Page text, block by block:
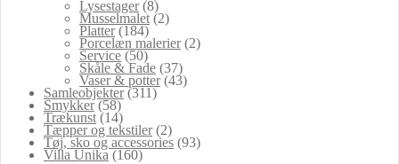
Lysestager (8)
Musselmalet (2)
Platter (184)
Porcelæn malerier (2)
Service (50)
Skåle & Fade (37)
Vaser & potter (43)
Samleobjekter (311)
Smykker (58)
Trækunst (14)
Tæpper og tekstiler (2)
Tøj, sko og accessories (93)
Villa Unika (160)